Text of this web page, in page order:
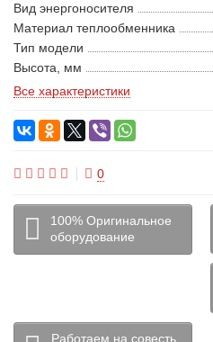
Вид энергоносителя
Материал теплообменника
Тип модели
Высота, мм
Все характеристики
0
100% Оригинальное
оборудование
Работаем на совесть